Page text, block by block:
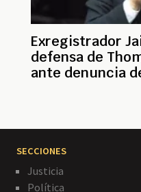
Exregistrador
defensa de
ante denuncia
SECCIONES
Justicia
Política